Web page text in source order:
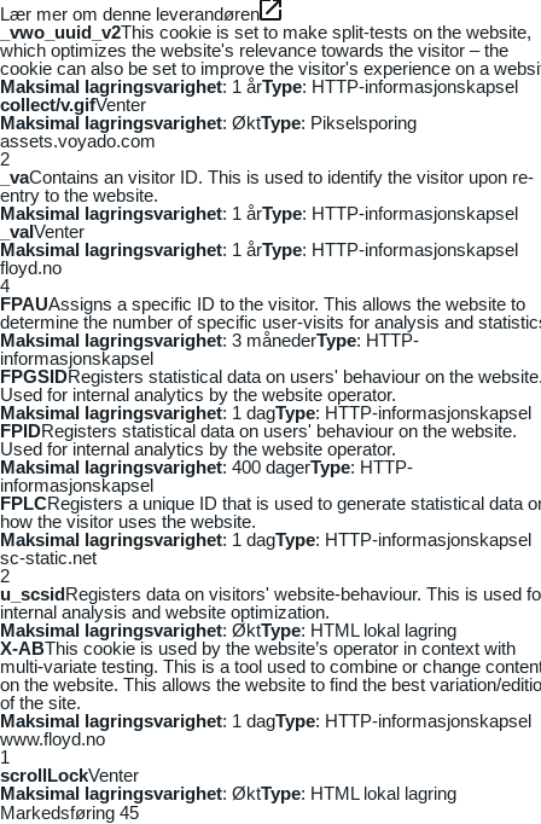
Lær mer om denne leverandøren
_vwo_uuid_v2This cookie is set to make split-tests on the website,
which optimizes the website's relevance towards the visitor – the
cookie can also be set to improve the visitor's experience on a
Maksimal lagringsvarighet: 1 årType: HTTP-informasjonskapsel
collect/v.gifVenter
Maksimal lagringsvarighet: ØktType: Pikselsporing
assets.voyado.com
2
_vaContains an visitor ID. This is used to identify the visitor upon re-
entry to the website.
Maksimal lagringsvarighet: 1 årType: HTTP-informasjonskapsel
_vaIVenter
Maksimal lagringsvarighet: 1 årType: HTTP-informasjonskapsel
floyd.no
4
FPAUAssigns a specific ID to the visitor. This allows the website to
determine the number of specific user-visits for analysis and
Maksimal lagringsvarighet: 3 månederType: HTTP-
informasjonskapsel
FPGSIDRegisters statistical data on users' behaviour on the
Used for internal analytics by the website operator.
Maksimal lagringsvarighet: 1 dagType: HTTP-informasjonskapsel
FPIDRegisters statistical data on users' behaviour on the website.
Used for internal analytics by the website operator.
Maksimal lagringsvarighet: 400 dagerType: HTTP-
informasjonskapsel
FPLCRegisters a unique ID that is used to generate statistical data
how the visitor uses the website.
Maksimal lagringsvarighet: 1 dagType: HTTP-informasjonskapsel
sc-static.net
2
u_scsidRegisters data on visitors' website-behaviour. This is used
internal analysis and website optimization.
Maksimal lagringsvarighet: ØktType: HTML lokal lagring
X-ABThis cookie is used by the website’s operator in context with
multi-variate testing. This is a tool used to combine or change
on the website. This allows the website to find the best variation/
of the site.
Maksimal lagringsvarighet: 1 dagType: HTTP-informasjonskapsel
www.floyd.no
1
scrollLockVenter
Maksimal lagringsvarighet: ØktType: HTML lokal lagring
Markedsføring 45